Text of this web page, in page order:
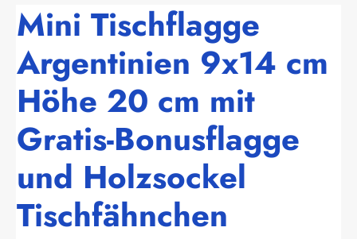
Mini Tischflagge
Argentinien 9x14 cm
Höhe 20 cm mit
Gratis-Bonusflagge
und Holzsockel
Tischfähnchen